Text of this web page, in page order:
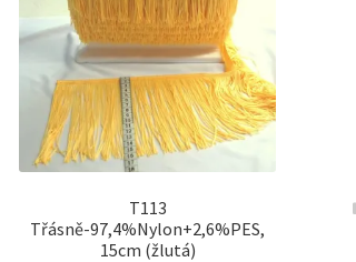
T113
Třásně-97,4%Nylon+2,6%PES,
15cm (žlutá)